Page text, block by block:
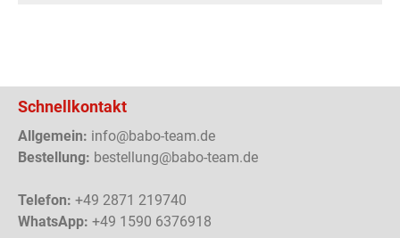
Schnellkontakt
Allgemein: info@babo-team.de
Bestellung: bestellung@babo-team.de
Telefon: +49 2871 219740
WhatsApp: +49 1590 6376918